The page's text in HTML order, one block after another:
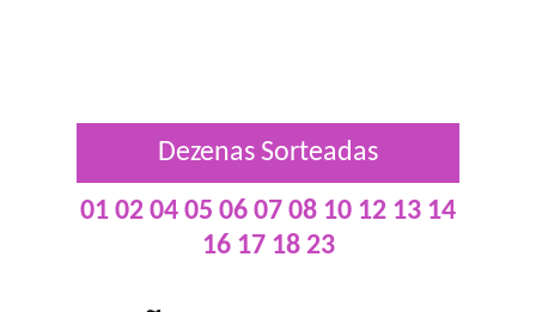
Dezenas Sorteadas
01 02 04 05 06 07 08 10 12 13 14
16 17 18 23